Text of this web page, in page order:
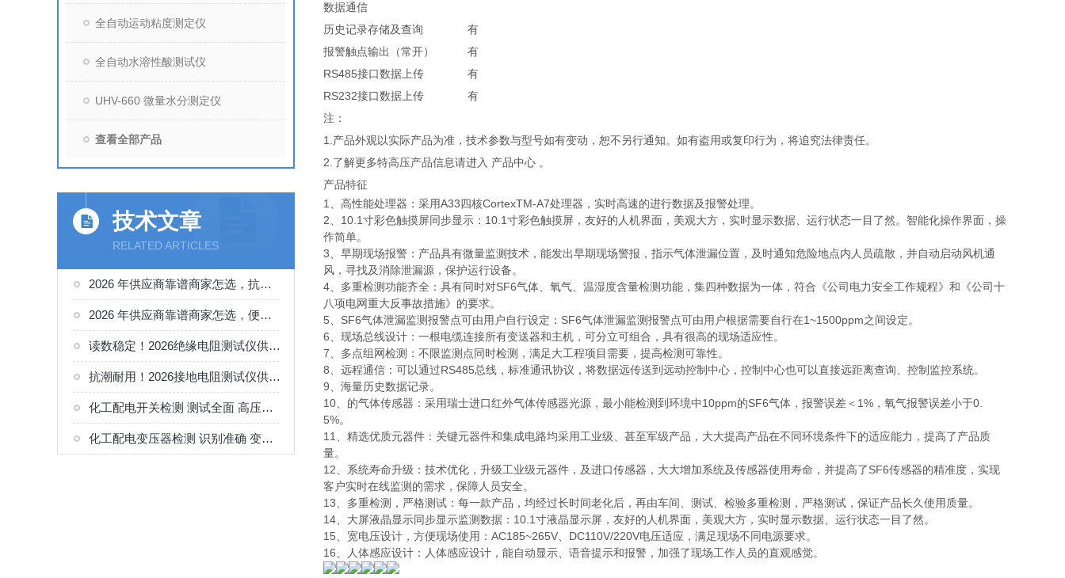
全自动运动粘度测定仪
全自动水溶性酸测试仪
UHV-660 微量水分测定仪
查看全部产品
技术文章
RELATED ARTICLES
2026 年供应商靠谱商家怎选，抗扰性佳的高压开关动特性测试仪供应商甄别
2026 年供应商靠谱商家怎选，便携轻巧的变比组别测试仪选购指南
读数稳定！2026绝缘电阻测试仪供货商。如何正确选择适合的厂家
抗潮耐用！2026接地电阻测试仪供货商。如何正确选择适合的厂家
化工配电开关检测 测试全面 高压开关综合测试仪工况选型参考
化工配电变压器检测 识别准确 变压器变比组别测试仪工况选型参考
数据通信
历史记录存储及查询
有
报警触点输出（常开）
有
RS485接口数据上传
有
RS232接口数据上传
有
注：
1.产品外观以实际产品为准，技术参数与型号如有变动，恕不另行通知。如有盗用或复印行为，将追究法律责任。
2.了解更多特高压产品信息请进入 产品中心 。
产品特征
1、高性能处理器：采用A33四核CortexTM-A7处理器，实时高速的进行数据及报警处理。
2、10.1寸彩色触摸屏同步显示：10.1寸彩色触摸屏，友好的人机界面，美观大方，实时显示数据、运行状态一目了然。智能化操作界面，操
作简单。
3、早期现场报警：产品具有微量监测技术，能发出早期现场警报，指示气体泄漏位置，及时通知危险地点内人员疏散，并自动启动风机通
风，寻找及消除泄漏源，保护运行设备。
4、多重检测功能齐全：具有同时对SF6气体、氧气、温湿度含量检测功能，集四种数据为一体，符合《公司电力安全工作规程》和《公司十
八项电网重大反事故措施》的要求。
5、SF6气体泄漏监测报警点可由用户自行设定：SF6气体泄漏监测报警点可由用户根据需要自行在1~1500ppm之间设定。
6、现场总线设计：一根电缆连接所有变送器和主机，可分立可组合，具有很高的现场适应性。
7、多点组网检测：不限监测点同时检测，满足大工程项目需要，提高检测可靠性。
8、远程通信：可以通过RS485总线，标准通讯协议，将数据远传送到远动控制中心，控制中心也可以直接远距离查询、控制监控系统。
9、海量历史数据记录。
10、的气体传感器：采用瑞士进口红外气体传感器光源，最小能检测到环境中10ppm的SF6气体，报警误差＜1%，氧气报警误差小于0.
5%。
11、精选优质元器件：关键元器件和集成电路均采用工业级、甚至军级产品，大大提高产品在不同环境条件下的适应能力，提高了产品质
量。
12、系统寿命升级：技术优化，升级工业级元器件，及进口传感器，大大增加系统及传感器使用寿命，并提高了SF6传感器的精准度，实现
客户实时在线监测的需求，保障人员安全。
13、多重检测，严格测试：每一款产品，均经过长时间老化后，再由车间、测试、检验多重检测，严格测试，保证产品长久使用质量。
14、大屏液晶显示同步显示监测数据：10.1寸液晶显示屏，友好的人机界面，美观大方，实时显示数据、运行状态一目了然。
15、宽电压设计，方便现场使用：AC185~265V、DC110V/220V电压适应，满足现场不同电源要求。
16、人体感应设计：人体感应设计，能自动显示、语音提示和报警，加强了现场工作人员的直观感觉。